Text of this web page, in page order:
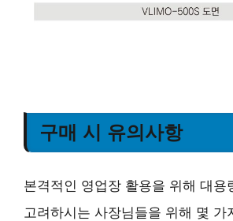
구매 시 유의사항
본격적인 영업장 활용을 위해 대용
고려하시는 사장님들을 위해 몇 가